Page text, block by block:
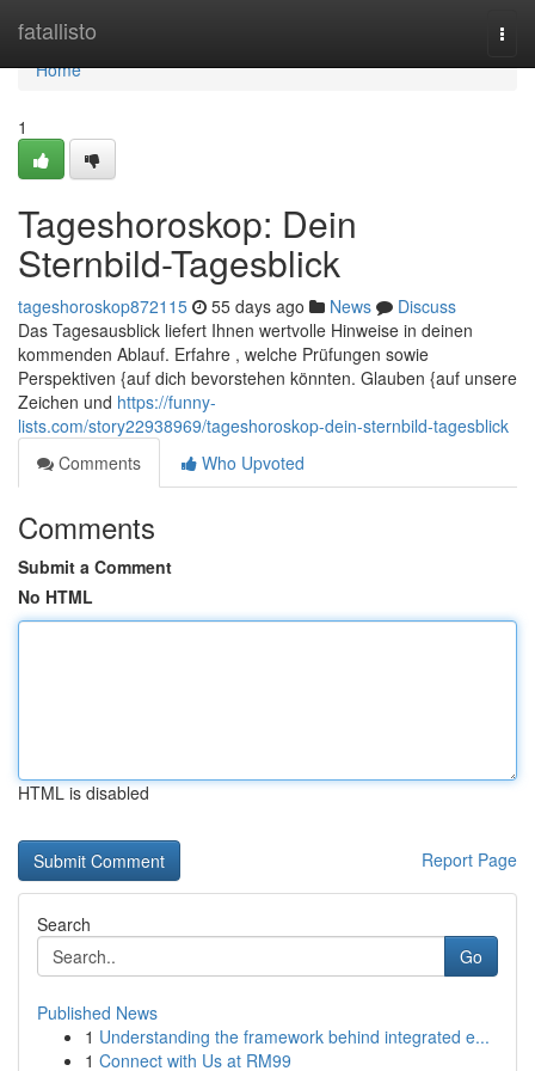
fatallisto
Home
Home
1
Tageshoroskop: Dein
Sternbild-Tagesblick
tageshoroskop872115 55 days ago News
Discuss
Das Tagesausblick liefert Ihnen wertvolle Hinweise in deinen
kommenden Ablauf. Erfahre , welche Prüfungen sowie
Perspektiven {auf dich bevorstehen könnten. Glauben {auf unsere
Zeichen und https://funny-
lists.com/story22938969/tageshoroskop-dein-sternbild-tagesblick
Comments
Who Upvoted
Comments
Submit a Comment
No HTML
HTML is disabled
Report Page
Search
Go
Published News
1 Understanding the framework behind integrated e...
1 Connect with Us at RM99